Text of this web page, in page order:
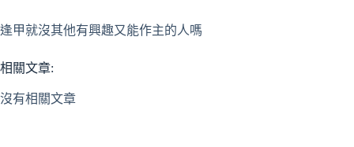
逢甲就沒其他有興趣又能作主的人嗎
相關文章:
沒有相關文章